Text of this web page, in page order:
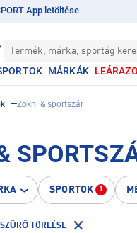
App letöltése
Termék, márka, sportág
MÁRKÁK
Zokni & sportszár
SPORTOK 1
SZŰRŐ TÖRLÉSE